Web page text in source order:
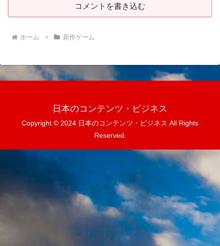
コメントを書き込む
ホーム 新作ゲーム
日本のコンテンツ・ビジネス
Copyright © 2024 日本のコンテンツ・ビジネス All Rights
Reserved.